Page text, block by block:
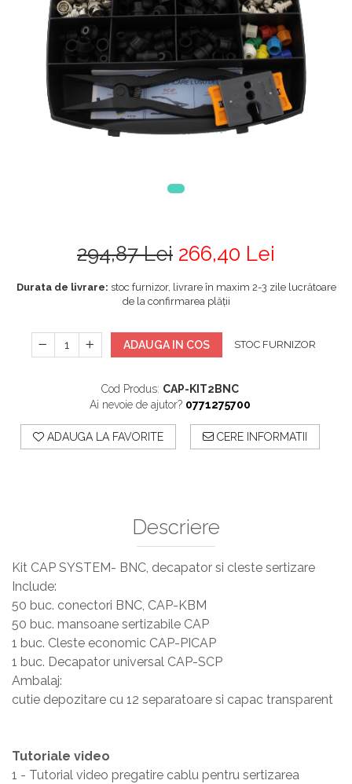
294,87 Lei 266,40 Lei
Durata de livrare: stoc furnizor, livrare în maxim 2-3 zile lucrătoare
de la confirmarea plății
ADAUGA IN COS STOC FURNIZOR
Cod Produs: CAP-KIT2BNC
Ai nevoie de ajutor? 0771275700
ADAUGA LA FAVORITE CERE INFORMATII
Descriere
Kit CAP SYSTEM- BNC, decapator si cleste sertizare
Include:
50 buc. conectori BNC, CAP-KBM
50 buc. mansoane sertizabile CAP
1 buc. Cleste economic CAP-PICAP
1 buc. Decapator universal CAP-SCP
Ambalaj:
cutie depozitare cu 12 separatoare si capac transparent
Tutoriale video
1 - Tutorial video pregatire cablu pentru sertizarea